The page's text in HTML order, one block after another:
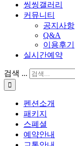
씽씽갤러리
커뮤니티
공지사항
Q&A
이용후기
실시간예약
검색 ...
펜션소개
패키지
스폐셜
예약안내